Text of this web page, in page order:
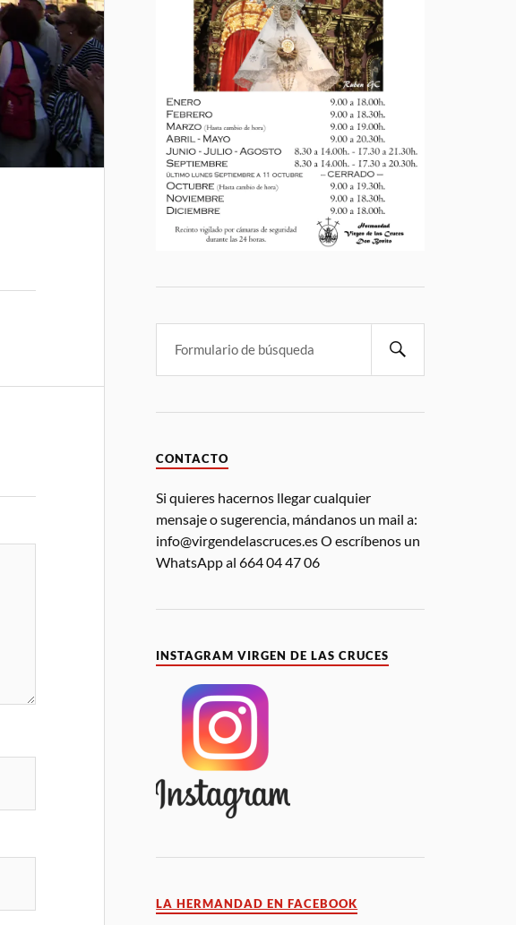
CONTACTO
Si quieres hacernos llegar cualquier
mensaje o sugerencia, mándanos un mail a:
info@virgendelascruces.es O escríbenos un
WhatsApp al 664 04 47 06
INSTAGRAM VIRGEN DE LAS CRUCES
LA HERMANDAD EN FACEBOOK